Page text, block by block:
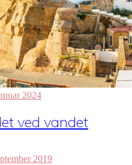
2024
ved vandet
2019